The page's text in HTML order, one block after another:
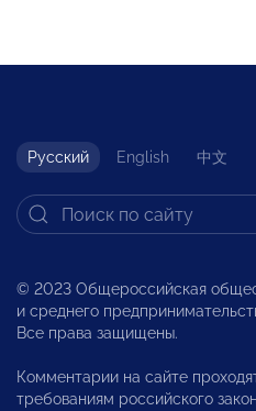
Русский English 中文
© 2023 Общероссийская
и среднего
Все права защищены.
Комментарии на сайте
требованиям российского